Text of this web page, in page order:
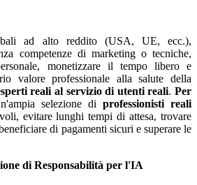
ad alto reddito (USA, UE, ecc.),
competenze di marketing o tecniche,
monetizzare il tempo libero e
valore professionale alla salute della
reali al servizio di utenti reali.Per
selezione di professionisti reali
evitare lunghi tempi di attesa, trovare
di pagamenti sicuri e superare le
di Responsabilità per l'IA